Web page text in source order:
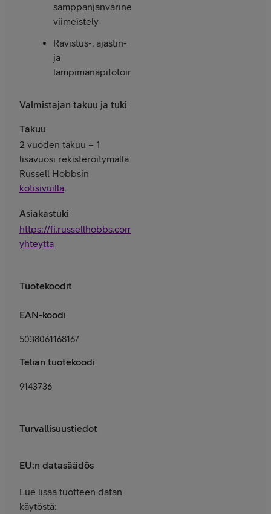
samppanjanvärinen
viimeistely
Ravistus-, ajastin-
ja
lämpimänäpitotoiminto
Valmistajan takuu ja tuki
Takuu
2 vuoden takuu + 1
lisävuosi rekisteröitymällä
Russell Hobbsin
kotisivuilla
Asiakastuki
https://fi.russellhobbs.com/ota-
yhteytta
Tuotekoodit
EAN-koodi
5038061168167
Telian tuotekoodi
9143736
Turvallisuustiedot
EU:n datasäädös
Lue lisää tuotteen datan
käytöstä: